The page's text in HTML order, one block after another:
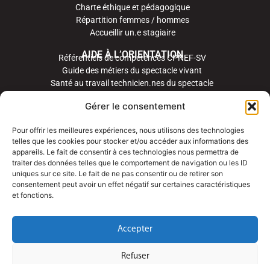
Gérer le consentement
Pour offrir les meilleures expériences, nous utilisons des technologies
telles que les cookies pour stocker et/ou accéder aux informations des
appareils. Le fait de consentir à ces technologies nous permettra de
traiter des données telles que le comportement de navigation ou les ID
uniques sur ce site. Le fait de ne pas consentir ou de retirer son
consentement peut avoir un effet négatif sur certaines caractéristiques
et fonctions.
Accepter
Refuser
Charte éthique et pédagogique
Répartition femmes / hommes
Accueillir un.e stagiaire
AIDE À L’ORIENTATION
Référentiels de compétences CPNEF-SV
Guide des métiers du spectacle vivant
Santé au travail technicien.nes du spectacle